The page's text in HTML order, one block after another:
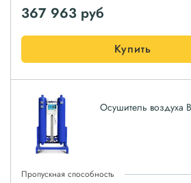
367 963 руб
Купить
Осушитель воздуха
Пропускная способность